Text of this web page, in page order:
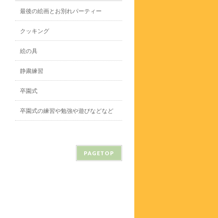
最後の絵画とお別れパーティー
クッキング
絵の具
静粛練習
卒園式
卒園式の練習や勉強や遊びなどなど
PAGETOP